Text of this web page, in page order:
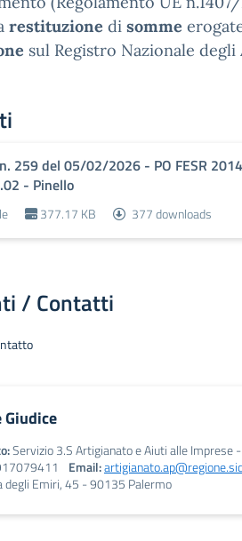
restituzione di somme
sul Registro Nazionale degli
259 del 05/02/2026 - PO FESR
- Pinello
377.17 KB 377 downloads
/ Contatti
Giudice
Servizio 3.S Artigianato e Aiuti alle
Email:
degli Emiri, 45 - 90135 Palermo